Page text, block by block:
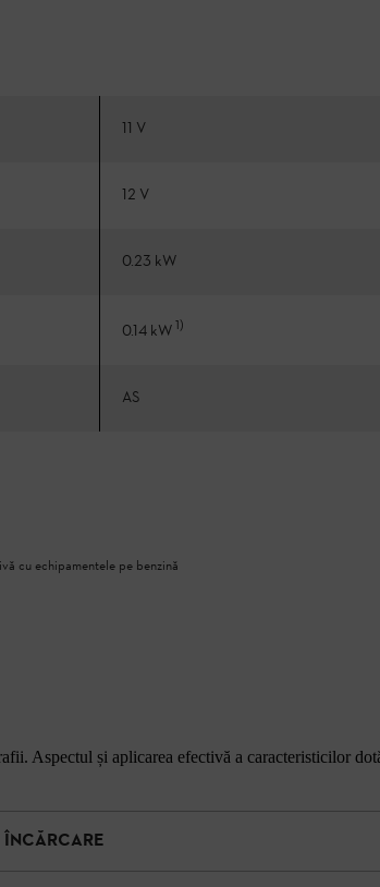
11 V
12 V
0.23 kW
0.14 kW1)
AS
cu echipamentele pe benzină
Aspectul și aplicarea efectivă a caracteristicilor
ÎNCĂRCARE